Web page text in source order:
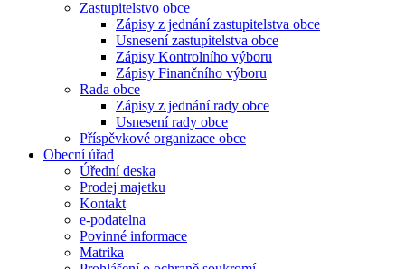
Zastupitelstvo obce
Zápisy z jednání zastupitelstva obce
Usnesení zastupitelstva obce
Zápisy Kontrolního výboru
Zápisy Finančního výboru
Rada obce
Zápisy z jednání rady obce
Usnesení rady obce
Příspěvkové organizace obce
Obecní úřad
Úřední deska
Prodej majetku
Kontakt
e-podatelna
Povinné informace
Matrika